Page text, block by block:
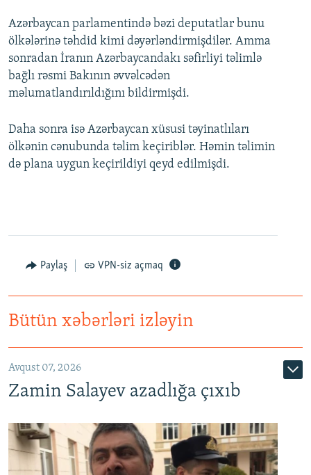
Azərbaycan parlamentində bəzi deputatlar bunu
ölkələrinə təhdid kimi dəyərləndirmişdilər. Amma
sonradan İranın Azərbaycandakı səfirliyi təlimlə
bağlı rəsmi Bakının əvvəlcədən
məlumatlandırıldığını bildirmişdi.
Daha sonra isə Azərbaycan xüsusi təyinatlıları
ölkənin cənubunda təlim keçiriblər. Həmin təlimin
də plana uygun keçirildiyi qeyd edilmişdi.
Paylaş VPN-siz açmaq
Bütün xəbərləri izləyin
Avqust 07, 2026
Zamin Salayev azadlığa çıxıb